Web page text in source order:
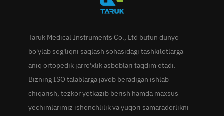
Taruk Medical Instruments Co., Ltd butun dunyo
bo'ylab sog'liqni saqlash sohasidagi tashkilotlarga
aniq ortopedik jarro'xlik asboblari taqdim etadi.
Bizning ISO talablarga javob beradigan ishlab
chiqarish, tezkor yetkazib berish hamda maxsus
yechimlarimiz ishonchlilik va yuqori samaradorlikni